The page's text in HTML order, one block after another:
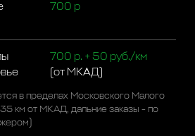
700 р
700 р. + 50 руб./км
(от МКАД)
в пределах Московского Малого
км от МКАД, дальние заказы - по